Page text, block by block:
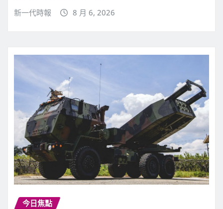
新一代時報 8 月 6, 2026
今日焦點